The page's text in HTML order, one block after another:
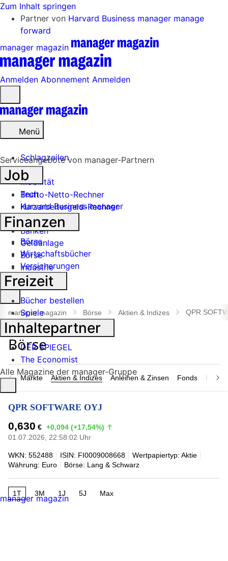
Zum Inhalt springen
Partner von Harvard Business manager manage
forward
manager magazin
Anmelden Abonnement Anmelden
öffnen
Menü
Schlagzeilen
Mobilität
Tech
Harvard Business manager
Handel
Banken
Geldanlage
Börse
Industrie
Suche
öffnen
manager magazin Börse Aktien & Indizes QPR
Märkte Aktien & Indizes Anleihen & Zinsen Fonds
QPR SOFTWARE OYJ
0,630 € +0,094 (+17,54%)
01.07.2026, 22:58:02 Uhr
WKN: 552488 ISIN: FI0009008668
Wertpapiertyp: Aktie
Währung: Euro
Börse: Lang & Schwarz
1T 3M 1J 5J Max
Serviceangebote von manager-Partnern
Job
Brutto-Netto-Rechner
Kurzarbeitergeld-Rechner
Finanzen
Börse
Wirtschaftsbücher
Versicherungen
Freizeit
Bücher bestellen
Spiele
Inhaltepartner
DER SPIEGEL
The Economist
Alle Magazine der manager-Gruppe
manager magazin